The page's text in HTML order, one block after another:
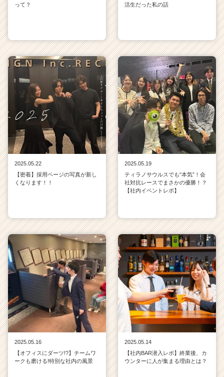
って？ 活生だった私の話
2025.05.22
【密着】採用ページの写真が新し
くなります！！
2025.05.19
ティラノサウルスでも“本気”！会
社対抗レースでまさかの優勝！？
【社内イベントレポ】
2025.05.16
【オフィスにダーツ!?】チームワ
ークも磨ける!特別な社内の風景
2025.05.14
【社内BAR潜入レポ】終業後、カ
ウンターに人が集まる理由とは？